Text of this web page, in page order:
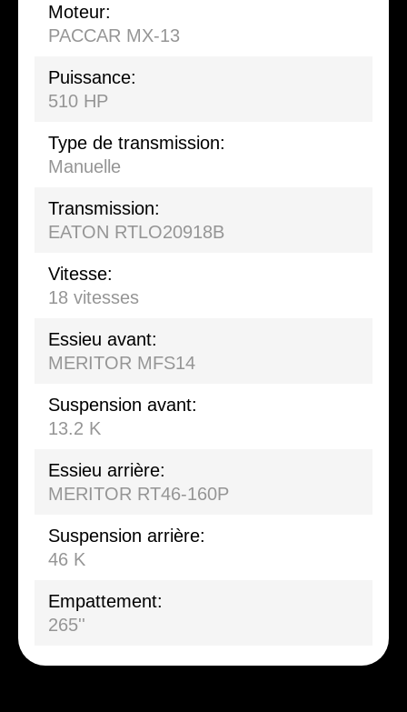
Moteur:
PACCAR MX-13
Puissance:
510 HP
Type de transmission:
Manuelle
Transmission:
EATON RTLO20918B
Vitesse:
18 vitesses
Essieu avant:
MERITOR MFS14
Suspension avant:
13.2 K
Essieu arrière:
MERITOR RT46-160P
Suspension arrière:
46 K
Empattement:
265''